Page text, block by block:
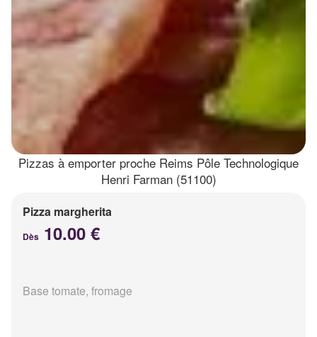
Pizzas à emporter proche Reims Pôle Technologique
Henri Farman (51100)
Pizza margherita
Dès 10.00 €
Base tomate, fromage